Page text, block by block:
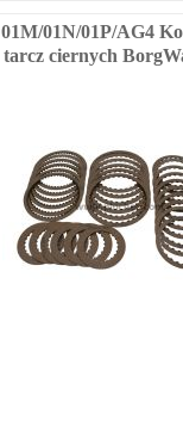
01M/01N/01P/AG4
tarcz ciernych